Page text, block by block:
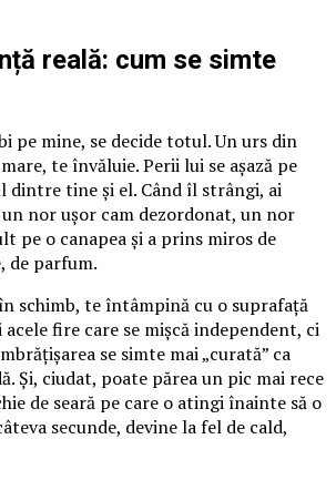
reală: cum se simte
pe mine, se decide totul. Un urs din
te învăluie. Perii lui se așază pe
dintre tine și el. Când îl strângi, ai
nor ușor cam dezordonat, un nor
pe o canapea și a prins miros de
de parfum.
schimb, te întâmpină cu o suprafață
fire care se mișcă independent, ci
se simte mai „curată” ca
Și, ciudat, poate părea un pic mai rece
de seară pe care o atingi înainte să o
secunde, devine la fel de cald,